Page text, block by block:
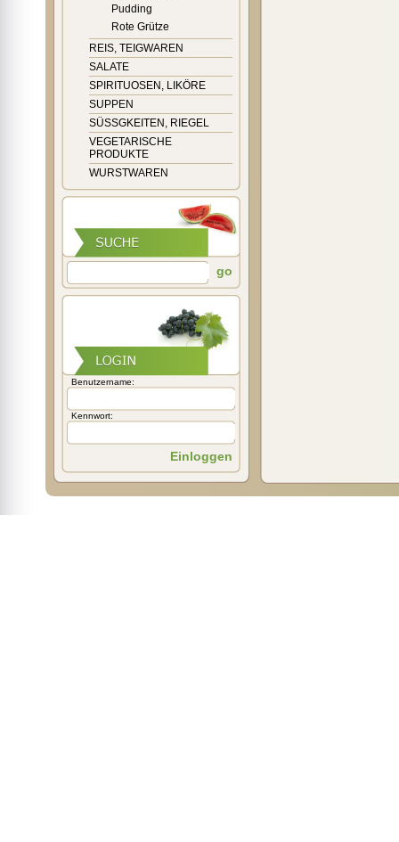
Pudding
Rote Grütze
REIS, TEIGWAREN
SALATE
SPIRITUOSEN, LIKÖRE
SUPPEN
SÜSSGKEITEN, RIEGEL
VEGETARISCHE
PRODUKTE
WURSTWAREN
go
Benutzername:
Kennwort:
Einloggen